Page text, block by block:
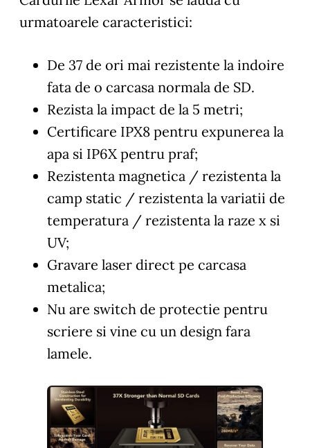
urmatoarele caracteristici:
De 37 de ori mai rezistente la indoire
fata de o carcasa normala de SD.
Rezista la impact de la 5 metri;
Certificare IPX8 pentru expunerea la
apa si IP6X pentru praf;
Rezistenta magnetica / rezistenta la
camp static / rezistenta la variatii de
temperatura / rezistenta la raze x si
UV;
Gravare laser direct pe carcasa
metalica;
Nu are switch de protectie pentru
scriere si vine cu un design fara
lamele.